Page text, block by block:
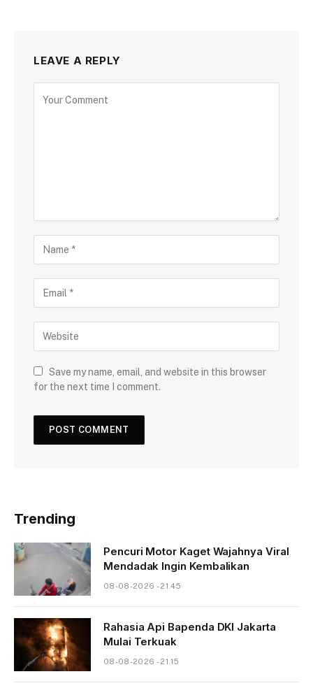
LEAVE A REPLY
Save my name, email, and website in this browser
for the next time I comment.
Trending
Pencuri Motor Kaget Wajahnya Viral
Mendadak Ingin Kembalikan
08-08-2026 - 21.45
Rahasia Api Bapenda DKI Jakarta
Mulai Terkuak
08-08-2026 - 21.15